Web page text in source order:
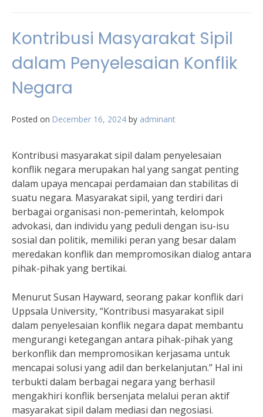
Kontribusi Masyarakat Sipil
dalam Penyelesaian Konflik
Negara
Posted on December 16, 2024 by adminant
Kontribusi masyarakat sipil dalam penyelesaian
konflik negara merupakan hal yang sangat penting
dalam upaya mencapai perdamaian dan stabilitas di
suatu negara. Masyarakat sipil, yang terdiri dari
berbagai organisasi non-pemerintah, kelompok
advokasi, dan individu yang peduli dengan isu-isu
sosial dan politik, memiliki peran yang besar dalam
meredakan konflik dan mempromosikan dialog antara
pihak-pihak yang bertikai.
Menurut Susan Hayward, seorang pakar konflik dari
Uppsala University, “Kontribusi masyarakat sipil
dalam penyelesaian konflik negara dapat membantu
mengurangi ketegangan antara pihak-pihak yang
berkonflik dan mempromosikan kerjasama untuk
mencapai solusi yang adil dan berkelanjutan.” Hal ini
terbukti dalam berbagai negara yang berhasil
mengakhiri konflik bersenjata melalui peran aktif
masyarakat sipil dalam mediasi dan negosiasi.